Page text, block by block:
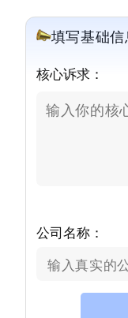
填写基础信
核心诉求：
公司名称：